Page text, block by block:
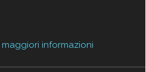
informazioni